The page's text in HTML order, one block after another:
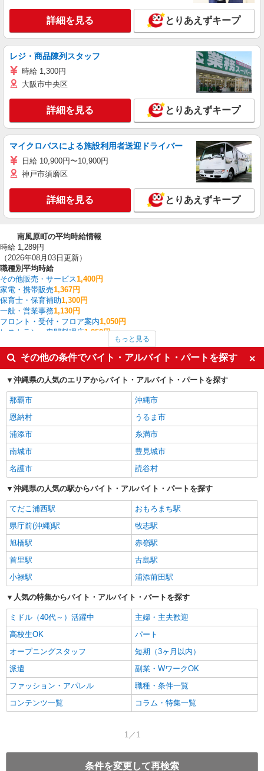
詳細を見る とりあえずキープ
レジ・商品陳列スタッフ
時給 1,300円
大阪市中央区
詳細を見る とりあえずキープ
マイクロバスによる施設利用者送迎ドライバー
日給 10,900円〜10,900円
神戸市須磨区
詳細を見る とりあえずキープ
南風原町の平均時給情報
時給 1,289円
（2026年08月03日更新）
職種別平均時給
その他販売・サービス1,400円
家電・携帯販売1,367円
保育士・保育補助1,300円
一般・営業事務1,130円
フロント・受付・フロア案内1,050円
レストラン・専門料理店1,050円
カラオケ・ボウリング・ゲームセンター1,050円
アパレル販売1,040円
清掃・ハウスクリーニング 1,025円
南風原町の他の職種の平均時給を見る
もっと見る
その他の条件でバイト・アルバイト・パートを探す
沖縄県の人気のエリアからバイト・アルバイト・パートを探す
那覇市
沖縄市
恩納村
うるま市
浦添市
糸満市
南城市
豊見城市
名護市
読谷村
沖縄県の人気の駅からバイト・アルバイト・パートを探す
てだこ浦西駅
おもろまち駅
県庁前(沖縄)駅
牧志駅
旭橋駅
赤嶺駅
首里駅
古島駅
小禄駅
浦添前田駅
人気の特集からバイト・アルバイト・パートを探す
ミドル（40代～）活躍中
主婦・主夫歓迎
高校生OK
パート
オープニングスタッフ
短期（3ヶ月以内）
派遣
副業・WワークOK
ファッション・アパレル
職種・条件一覧
コンテンツ一覧
コラム・特集一覧
1／1
条件を変更して再検索